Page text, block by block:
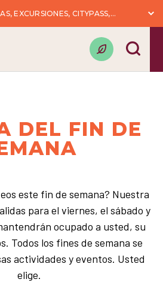
EXCURSIONES, CITYPASS,...
DEL FIN DE
este fin de semana? Nuestra
para el viernes, el sábado y
ocupado a usted, su
Todos los fines de semana se
actividades y eventos. Usted
elige.